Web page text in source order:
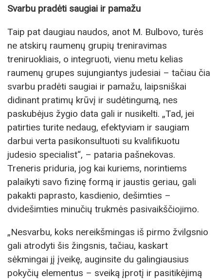
Svarbu pradėti saugiai ir pamažu
Taip pat daugiau naudos, anot M. Bulbovo, turės
ne atskirų raumenų grupių treniravimas
treniruokliais, o integruoti, vienu metu kelias
raumenų grupes sujungiantys judesiai – tačiau čia
svarbu pradėti saugiai ir pamažu, laipsniškai
didinant pratimų krūvį ir sudėtingumą, nes
paskubėjus žygio data gali ir nusikelti. „Tad, jei
patirties turite nedaug, efektyviam ir saugiam
darbui verta pasikonsultuoti su kvalifikuotu
judesio specialist“, – pataria pašnekovas.
Treneris priduria, jog kai kuriems, norintiems
palaikyti savo fizinę formą ir jaustis geriau, gali
pakakti paprasto, kasdienio, dešimties –
dvidešimties minučių trukmės pasivaikščiojimo.
„Nesvarbu, koks nereikšmingas iš pirmo žvilgsnio
gali atrodyti šis žingsnis, tačiau, kaskart
sėkmingai jį įveikę, auginsite du galingiausius
pokyčių elementus – sveiką įprotį ir pasitikėjimą